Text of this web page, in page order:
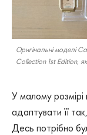
Оригінальні моделі
Collection 1st Edition,
У малому
адаптувати її
Десь потрібно